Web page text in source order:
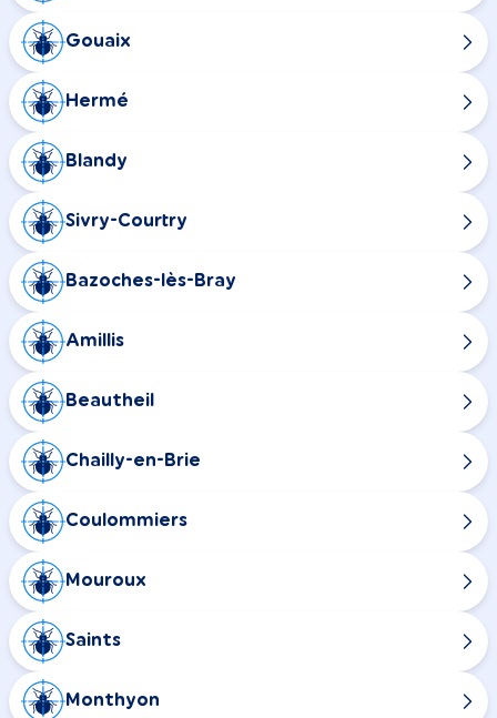
Gouaix
Hermé
Blandy
Sivry-Courtry
Bazoches-lès-Bray
Amillis
Beautheil
Chailly-en-Brie
Coulommiers
Mouroux
Saints
Monthyon